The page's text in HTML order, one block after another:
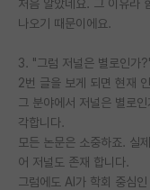
처음 알았네요. 그 이유
나오기 때문이에요.
3. "그럼 저널은 별로인가
2번 글을 보게 되면 현재
그 분야에서 저널은 별로
각합니다.
모든 논문은 소중하죠. 실
어 저널도 존재 합니다.
그럼에도 AI가 학회 중심